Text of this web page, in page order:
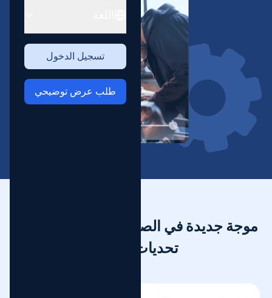
تسجيل الدخول
طلب عرض توضيحي
موجة جديدة في الصناعات التحويلية تواجه
تحديات عالمية